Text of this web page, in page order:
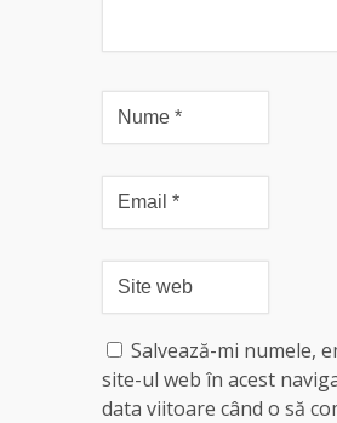
Salvează-mi numele,
site-ul web în acest
data viitoare când o să